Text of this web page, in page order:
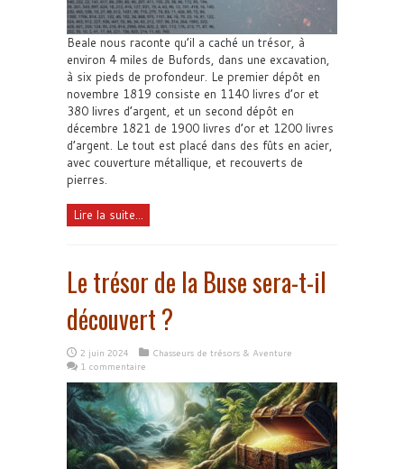
Beale nous raconte qu’il a caché un trésor, à
environ 4 miles de Bufords, dans une excavation,
à six pieds de profondeur. Le premier dépôt en
novembre 1819 consiste en 1140 livres d’or et
380 livres d’argent, et un second dépôt en
décembre 1821 de 1900 livres d’or et 1200 livres
d’argent. Le tout est placé dans des fûts en acier,
avec couverture métallique, et recouverts de
pierres.
Lire la suite...
Le trésor de la Buse sera-t-il
découvert ?
2 juin 2024
Chasseurs de trésors & Aventure
1 commentaire